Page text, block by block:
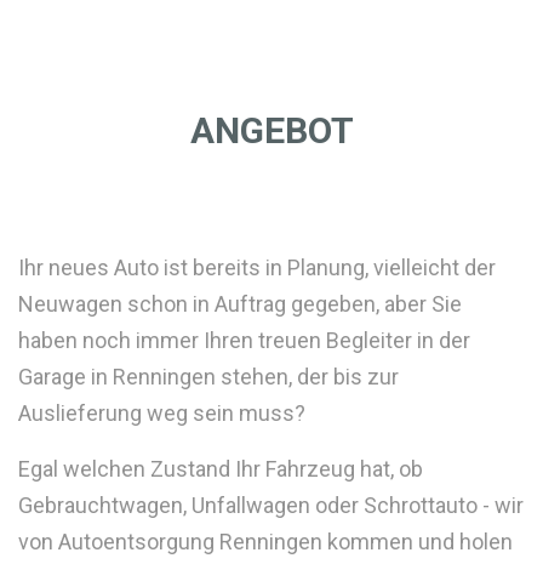
ANGEBOT
Ihr neues Auto ist bereits in Planung, vielleicht der
Neuwagen schon in Auftrag gegeben, aber Sie
haben noch immer Ihren treuen Begleiter in der
Garage in Renningen stehen, der bis zur
Auslieferung weg sein muss?
Egal welchen Zustand Ihr Fahrzeug hat, ob
Gebrauchtwagen, Unfallwagen oder Schrottauto - wir
von Autoentsorgung Renningen kommen und holen